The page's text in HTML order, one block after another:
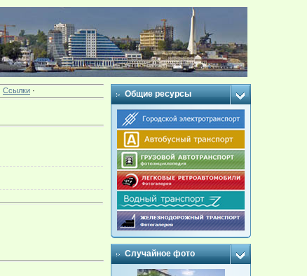
Ссылки· Общие ресурсы
Случайное фото